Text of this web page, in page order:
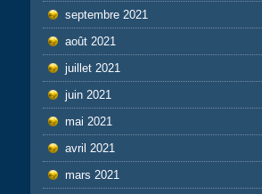
septembre 2021
août 2021
juillet 2021
juin 2021
mai 2021
avril 2021
mars 2021